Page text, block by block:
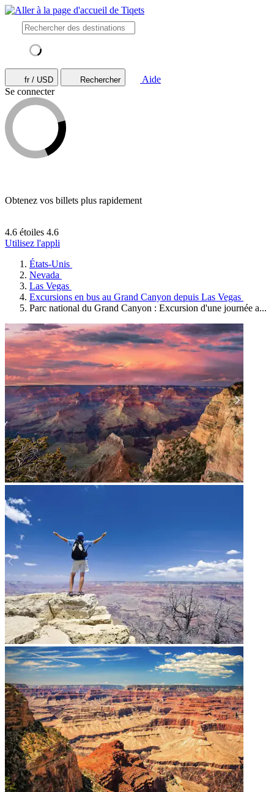
fr / USD Rechercher
Aide
Se connecter
Obtenez vos billets plus rapidement
4.6 étoiles 4.6
Utilisez l'appli
États-Unis
Nevada
Las Vegas
Excursions en bus au Grand Canyon depuis Las Vegas
Parc national du Grand Canyon : Excursion d'une journée a...